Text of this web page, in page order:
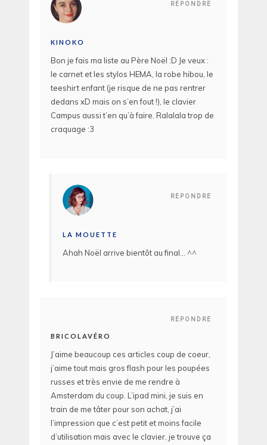
REPONDRE
KINOKO
Bon je fais ma liste au Père Noël :D Je veux :
le carnet et les stylos HEMA, la robe hibou, le
teeshirt enfant (je risque de ne pas rentrer
dedans xD mais on s’en fout !), le clavier
Campus aussi t’en qu’à faire. Ralalala trop de
craquage :3
REPONDRE
LA MOUETTE
Ahah Noël arrive bientôt au final… ^^
REPONDRE
BRICOLAVÉRO
J’aime beaucoup ces articles coup de coeur,
j’aime tout mais gros flash pour les poupées
russes et très envie de me rendre à
Amsterdam du coup. L’ipad mini, je suis en
train de me tâter pour son achat, j’ai
l’impression que c’est petit et moins facile
d’utilisation mais avec le clavier, je trouve ça